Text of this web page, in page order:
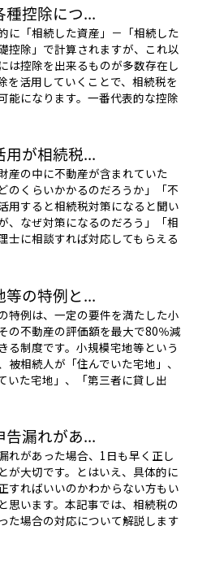
種控除につ...
に「相続した資産」－「相続した
控除」で計算されますが、これ以
は控除を出来るものが多数存在し
を活用していくことで、相続税を
能になります。一番代表的な控除
用が相続税...
産の中に不動産が含まれていた
のくらいかかるのだろうか」「不
用すると相続税対策になると聞い
、なぜ対策になるのだろう」「相
士に相談すれば対応してもらえる
等の特例と...
特例は、一定の要件を満たした小
の不動産の評価額を最大で80％減
る制度です。小規模宅地等という
被相続人が「住んでいた宅地」、
いた宅地」、「第三者に貸し出
告漏れがあ...
れがあった場合、1日も早く正し
が大切です。とはいえ、具体的に
すればいいのかわからない方もい
思います。本記事では、相続税の
た場合の対応について解説します